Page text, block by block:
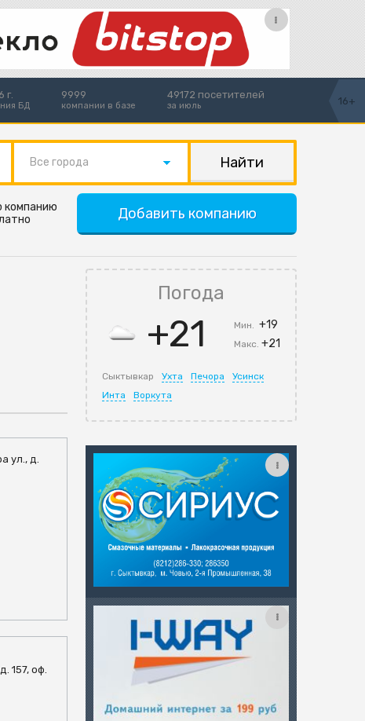
г.
БД
9999
компании в базе
49172 посетителей
за июль 16+
Все города
Добавить компанию
компанию
ул., д.
157, оф.
Погода
+21 Мин.+19
Макс.+21
Сыктывкар Ухта Печора
Усинск
Инта
Воркута